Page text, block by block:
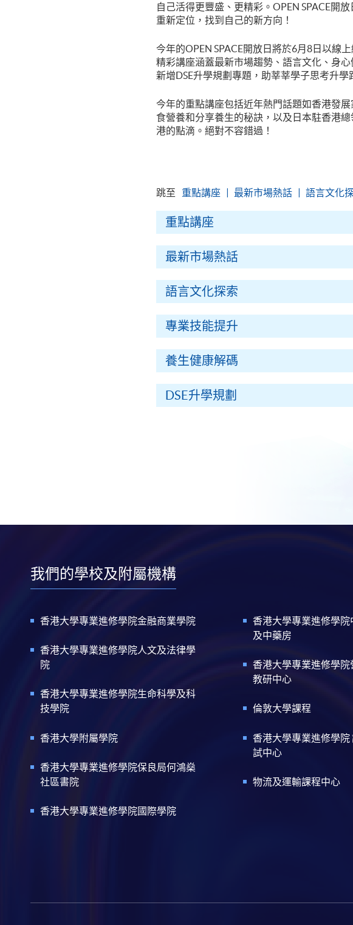
自己活得更豐盛、更精彩。OPEN SPACE開
重新定位，找到自己的新方向！
今年的OPEN SPACE開放日將於6月8日以線
精彩講座涵蓋最新市場趨勢、語言文化、身
新增DSE升學規劃專題，助莘莘學子思考升學
今年的重點講座包括近年熱門話題如香港發
食營養和分享養生的秘訣，以及日本駐香港
港的點滴。絕對不容錯過！
跳至 重點講座 最新市場熱話 語言文化
重點講座
最新市場熱話
語言文化探索
專業技能提升
養生健康解碼
DSE升學規劃
我們的學校及附屬機構
香港大學專業進修學院金融商業學院
香港大學專業進修學院人文及法律學
院
香港大學專業進修學院生命科學及科
技學院
香港大學附屬學院
香港大學專業進修學院保良局何鴻燊
社區書院
香港大學專業進修學院國際學院
香港大學專業進修學院
及中藥房
香港大學專業進修學院
教研中心
倫敦大學課程
香港大學專業進修學院
試中心
物流及運輸課程中心